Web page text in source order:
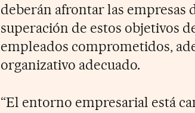
deberán afrontar las empresas
superación de estos objetivos
empleados comprometidos,
organizativo adecuado.
“El entorno empresarial está